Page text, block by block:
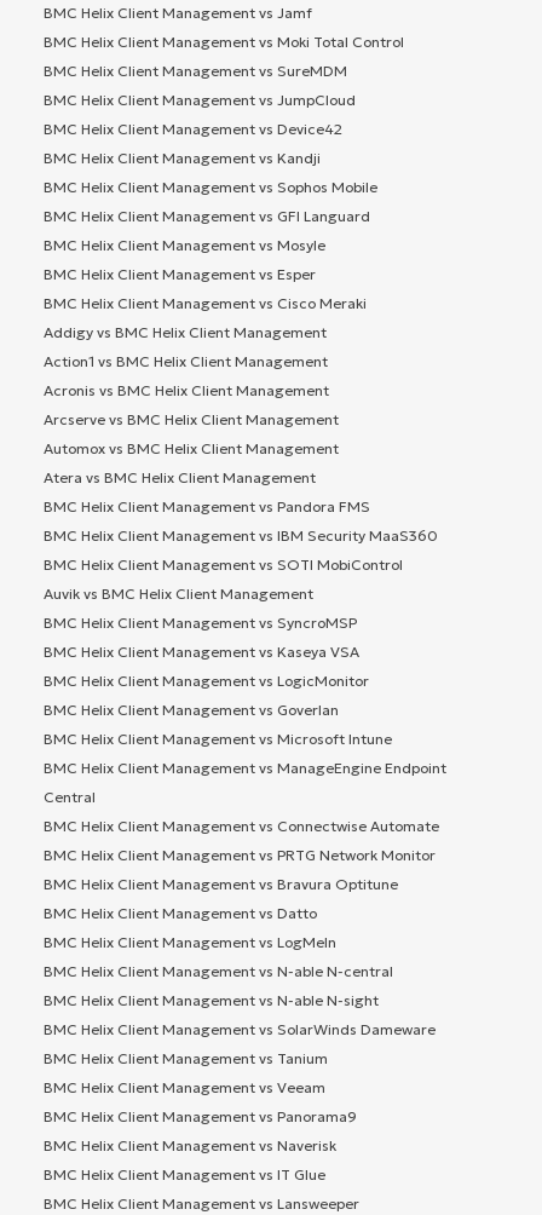
BMC Helix Client Management vs Jamf
BMC Helix Client Management vs Moki Total Control
BMC Helix Client Management vs SureMDM
BMC Helix Client Management vs JumpCloud
BMC Helix Client Management vs Device42
BMC Helix Client Management vs Kandji
BMC Helix Client Management vs Sophos Mobile
BMC Helix Client Management vs GFI Languard
BMC Helix Client Management vs Mosyle
BMC Helix Client Management vs Esper
BMC Helix Client Management vs Cisco Meraki
Addigy vs BMC Helix Client Management
Action1 vs BMC Helix Client Management
Acronis vs BMC Helix Client Management
Arcserve vs BMC Helix Client Management
Automox vs BMC Helix Client Management
Atera vs BMC Helix Client Management
BMC Helix Client Management vs Pandora FMS
BMC Helix Client Management vs IBM Security MaaS360
BMC Helix Client Management vs SOTI MobiControl
Auvik vs BMC Helix Client Management
BMC Helix Client Management vs SyncroMSP
BMC Helix Client Management vs Kaseya VSA
BMC Helix Client Management vs LogicMonitor
BMC Helix Client Management vs Goverlan
BMC Helix Client Management vs Microsoft Intune
BMC Helix Client Management vs ManageEngine Endpoint
Central
BMC Helix Client Management vs Connectwise Automate
BMC Helix Client Management vs PRTG Network Monitor
BMC Helix Client Management vs Bravura Optitune
BMC Helix Client Management vs Datto
BMC Helix Client Management vs LogMeIn
BMC Helix Client Management vs N-able N-central
BMC Helix Client Management vs N-able N-sight
BMC Helix Client Management vs SolarWinds Dameware
BMC Helix Client Management vs Tanium
BMC Helix Client Management vs Veeam
BMC Helix Client Management vs Panorama9
BMC Helix Client Management vs Naverisk
BMC Helix Client Management vs IT Glue
BMC Helix Client Management vs Lansweeper